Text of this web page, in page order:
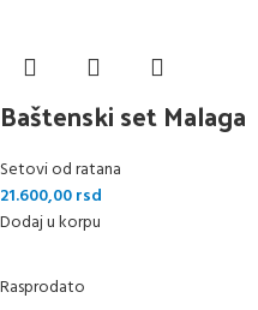
Baštenski set Malaga
Setovi od ratana
21.600,00rsd
Dodaj u korpu
Rasprodato